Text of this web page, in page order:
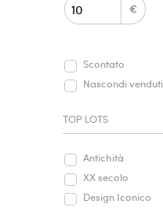
€
Scontato
Nascondi venduti
TOP LOTS
Antichità
XX secolo
Design Iconico